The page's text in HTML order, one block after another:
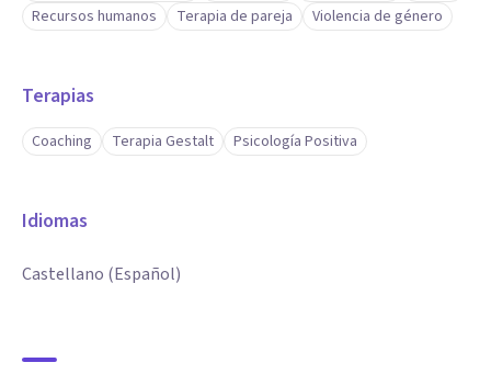
Recursos humanos
Terapia de pareja Violencia de género
Terapias
Coaching Terapia Gestalt Psicología Positiva
Idiomas
Castellano (Español)